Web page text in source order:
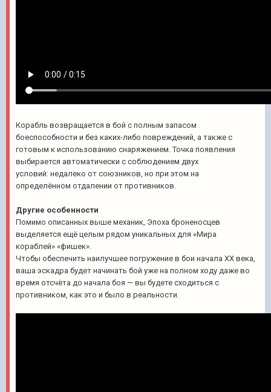
Корабль возвращается в бой с полным запасом
боеспособности и без каких-либо повреждений, а также с
готовым к использованию снаряжением. Точка появления
выбирается автоматически с соблюдением двух
условий: недалеко от союзников, но при этом на
определённом отдалении от противников.
Другие особенности
Помимо описанных выше механик, Эпоха броненосцев
выделяется ещё целым рядом уникальных для «Мира
кораблей» «фишек».
Чтобы обеспечить наилучшее погружение в бои начала ХХ века,
ваша эскадра будет начинать бой уже на полном ходу даже во
время отсчёта до начала боя — вы будете сходиться с
противником, как это и было в реальности.